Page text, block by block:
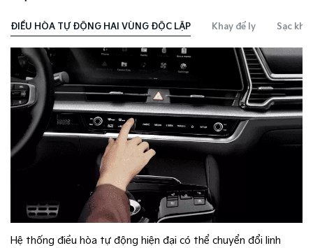
ĐIỀU HÒA TỰ ĐỘNG HAI VÙNG ĐỘC LẬP Khay để ly Sạc
Hệ thống điều hòa tự động hiện đại có thể chuyển đổi linh